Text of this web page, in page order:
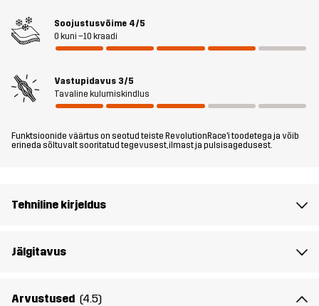
Vooderdis 1 100% Polüester
Kaal 113g
sihtrühm
Soojustusvõime 4/5
0 kuni –10 kraadi
Vastupidavus 3/5
Tavaline kulumiskindlus
Funktsioonide väärtus on seotud teiste RevolutionRace'i toodetega ja võib
erineda sõltuvalt sooritatud tegevusest, ilmast ja pulsisagedusest.
Tehniline kirjeldus
Jälgitavus
Arvustused (4.5)